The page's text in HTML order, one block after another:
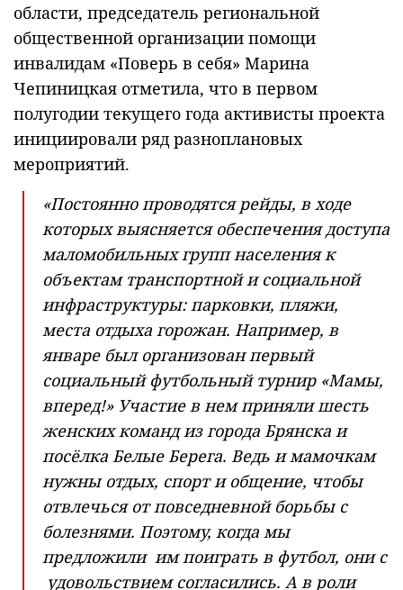
области, председатель региональной
общественной организации помощи
инвалидам «Поверь в себя» Марина
Чепиницкая отметила, что в первом
полугодии текущего года активисты проекта
инициировали ряд разноплановых
мероприятий.
«Постоянно проводятся рейды, в ходе
которых выясняется обеспечения доступа
маломобильных групп населения к
объектам транспортной и социальной
инфраструктуры: парковки, пляжи,
места отдыха горожан. Например, в
январе был организован первый
социальный футбольный турнир «Мамы,
вперед!» Участие в нем приняли шесть
женских команд из города Брянска и
посёлка Белые Берега. Ведь и мамочкам
нужны отдых, спорт и общение, чтобы
отвлечься от повседневной борьбы с
болезнями. Поэтому, когда мы
предложили им поиграть в футбол, они с
удовольствием согласились. А в роли